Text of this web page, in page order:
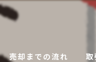
売却までの流れ 取